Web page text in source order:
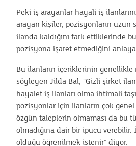
Peki iş arayanlar hayali iş
arayan kişiler, pozisyonların uzun
ilanda kaldığını fark ettiklerinde
pozisyona işaret etmediğini
Bu ilanların içeriklerinin genellikle
söyleyen Jilda Bal, “Gizli şirket
hayalet iş ilanları olma ihtimali
pozisyonlar için ilanların çok genel
özgün taleplerin olmaması da bu
olmadığına dair bir ipucu
olduğu öğrenilmek istenir” diyor.